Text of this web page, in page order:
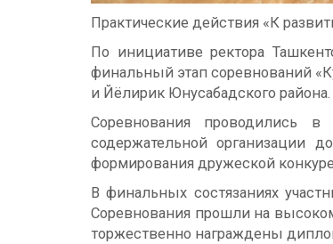
Практические действия «К
По инициативе ректора
финальный этап соревнований
и Йёлирик Юнусабадского района.
Соревнования проводились
содержательной организации
формирования дружеской
В финальных состязаниях
Соревнования прошли на
торжественно награждены